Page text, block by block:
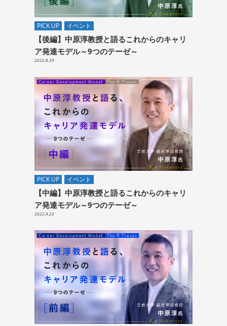
PICK UP イベント
【後編】中原淳教授と語るこれからのキャリ
ア発達モデル～9つのテーゼ～
2022.8.29
PICK UP イベント
【中編】中原淳教授と語るこれからのキャリ
ア発達モデル～9つのテーゼ～
2022.4.22